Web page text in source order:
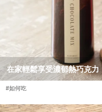
在家輕鬆享受濃郁熱巧克
#如何吃